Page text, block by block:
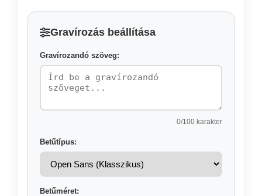
Gravírozás beállítása
Gravírozandó szöveg:
0/100 karakter
Betűtípus:
Betűméret: